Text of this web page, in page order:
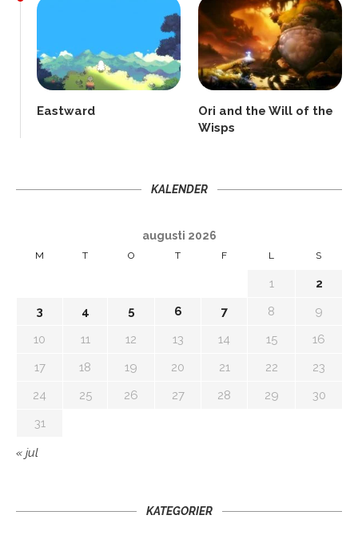
Eastward
Ori and the Will of the
Wisps
KALENDER
augusti 2026
M T O T F L S
1
2
3
4 5 6 7 8
9
10
11 12 13 14 15
16
17
18 19 20 21 22
23
24
25 26 27 28 29
30
31
« jul
KATEGORIER